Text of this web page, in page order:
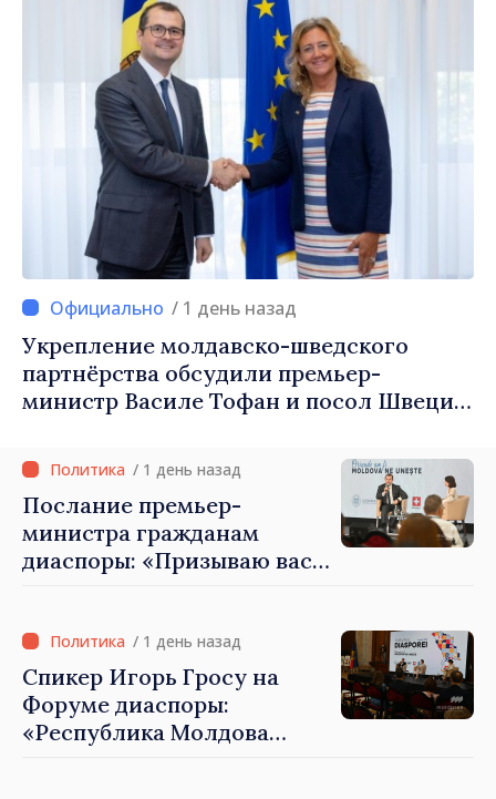
/ 1 день назад
Укрепление молдавско-шведского
партнёрства обсудили премьер-
министр Василе Тофан и посол Швеции
/ 1 день назад
Послание премьер-
министра гражданам
диаспоры: «Призываю вас
Молдова» / 1 день назад
Спикер Игорь Гросу на
Форуме диаспоры:
«Республика Молдова